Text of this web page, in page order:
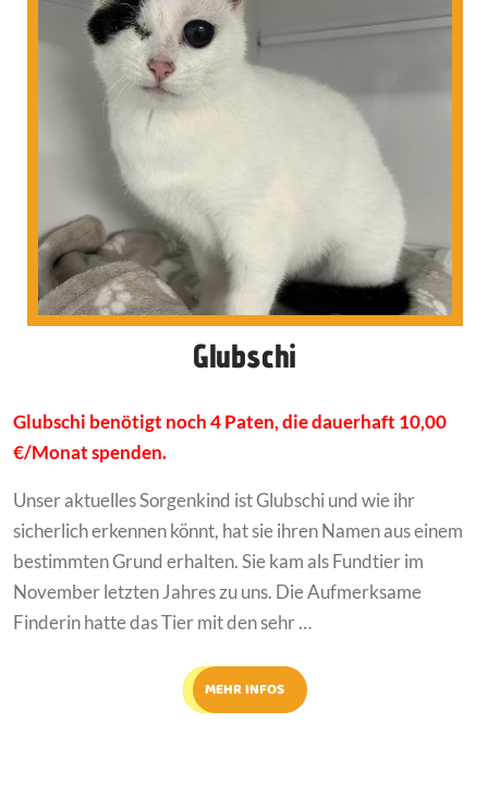
Glubschi
Glubschi benötigt noch 4 Paten, die dauerhaft 10,00
€/Monat spenden.
Unser aktuelles Sorgenkind ist Glubschi und wie ihr
sicherlich erkennen könnt, hat sie ihren Namen aus einem
bestimmten Grund erhalten. Sie kam als Fundtier im
November letzten Jahres zu uns. Die Aufmerksame
Finderin hatte das Tier mit den sehr …
MEHR INFOS